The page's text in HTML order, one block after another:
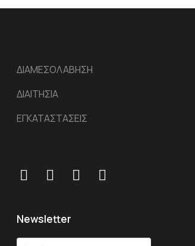
ΔΙΑΜΕΣΟΛΑΒΗΣΗ
ΔΙΑΙΤΗΣΙΑ
ΕΓΚΑΤΑΣΤΑΣΕΙΣ
Newsletter